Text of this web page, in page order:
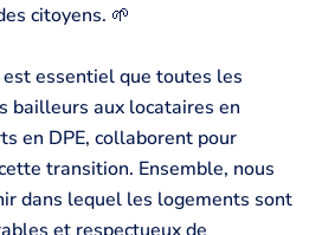
citoyens. 🌱
essentiel que toutes les
bailleurs aux locataires en
en DPE, collaborent pour
transition. Ensemble, nous
dans lequel les logements sont